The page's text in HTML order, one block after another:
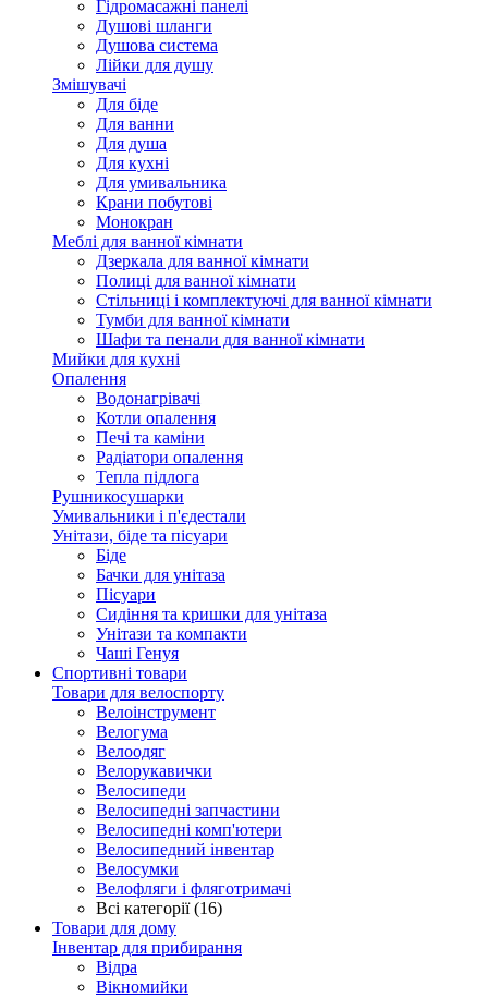
Гідромасажні панелі
Душові шланги
Душова система
Лійки для душу
Змішувачі
Для біде
Для ванни
Для душа
Для кухні
Для умивальника
Крани побутові
Монокран
Меблі для ванної кімнати
Дзеркала для ванної кімнати
Полиці для ванної кімнати
Стільниці і комплектуючі для ванної кімнати
Тумби для ванної кімнати
Шафи та пенали для ванної кімнати
Мийки для кухні
Опалення
Водонагрівачі
Котли опалення
Печі та каміни
Радіатори опалення
Тепла підлога
Рушникосушарки
Умивальники і п'єдестали
Унітази, біде та пісуари
Біде
Бачки для унітаза
Пісуари
Сидіння та кришки для унітаза
Унітази та компакти
Чаші Генуя
Спортивні товари
Товари для велоспорту
Велоінструмент
Велогума
Велоодяг
Велорукавички
Велосипеди
Велосипедні запчастини
Велосипедні комп'ютери
Велосипедний інвентар
Велосумки
Велофляги і фляготримачі
Всі категорії (16)
Товари для дому
Інвентар для прибирання
Відра
Вікномийки